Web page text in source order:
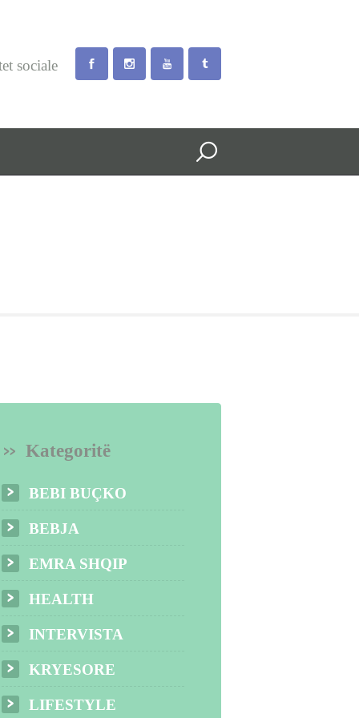
sociale
Kategoritë
BEBI BUÇKO
BEBJA
EMRA SHQIP
HEALTH
INTERVISTA
KRYESORE
LIFESTYLE